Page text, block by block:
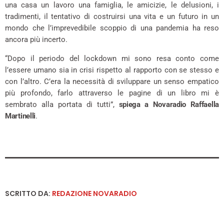
una casa un lavoro una famiglia, le amicizie, le delusioni, i
tradimenti, il tentativo di costruirsi una vita e un futuro in un
mondo che l’imprevedibile scoppio di una pandemia ha reso
ancora più incerto.
“Dopo il periodo del lockdown mi sono resa conto come
l’essere umano sia in crisi rispetto al rapporto con se stesso e
con l’altro. C’era la necessità di sviluppare un senso empatico
più profondo, farlo attraverso le pagine di un libro mi è
sembrato alla portata di tutti”, spiega a Novaradio Raffaella
Martinelli.
SCRITTO DA: REDAZIONE NOVARADIO